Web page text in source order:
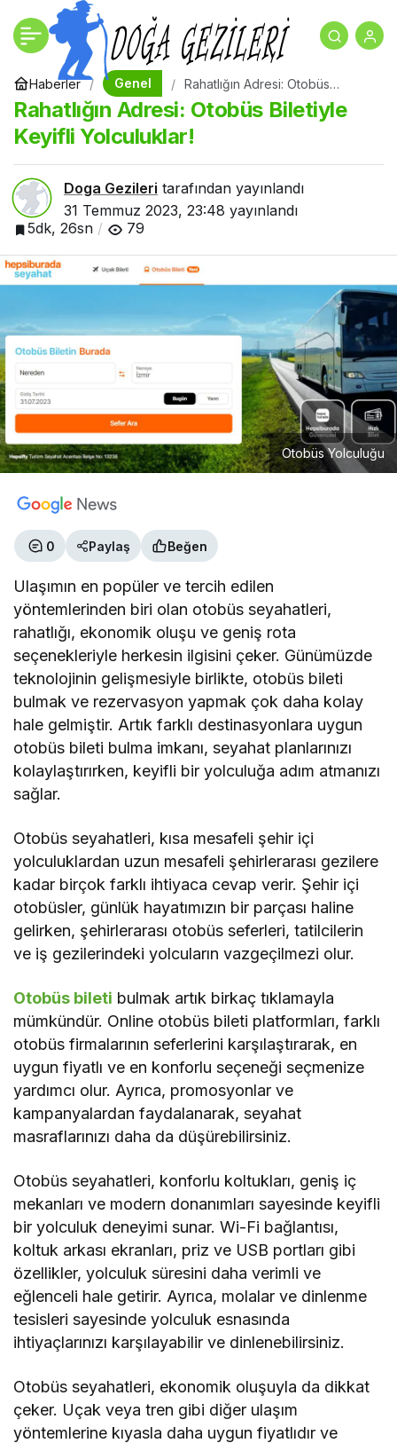
Haberler Genel
Rahatlığın Adresi: Otobüs
Biletiyle Keyifli Yolculuklar!
Rahatlığın Adresi: Otobüs Biletiyle
Keyifli Yolculuklar!
Doga Gezileri tarafından yayınlandı
31 Temmuz 2023, 23:48 yayınlandı
5dk, 26sn
79
Otobüs Yolculuğu
0 Paylaş Beğen
Ulaşımın en popüler ve tercih edilen
yöntemlerinden biri olan otobüs seyahatleri,
rahatlığı, ekonomik oluşu ve geniş rota
seçenekleriyle herkesin ilgisini çeker. Günümüzde
teknolojinin gelişmesiyle birlikte, otobüs bileti
bulmak ve rezervasyon yapmak çok daha kolay
hale gelmiştir. Artık farklı destinasyonlara uygun
otobüs bileti bulma imkanı, seyahat planlarınızı
kolaylaştırırken, keyifli bir yolculuğa adım atmanızı
sağlar.
Otobüs seyahatleri, kısa mesafeli şehir içi
yolculuklardan uzun mesafeli şehirlerarası gezilere
kadar birçok farklı ihtiyaca cevap verir. Şehir içi
otobüsler, günlük hayatımızın bir parçası haline
gelirken, şehirlerarası otobüs seferleri, tatilcilerin
ve iş gezilerindeki yolcuların vazgeçilmezi olur.
Otobüs bileti bulmak artık birkaç tıklamayla
mümkündür. Online otobüs bileti platformları, farklı
otobüs firmalarının seferlerini karşılaştırarak, en
uygun fiyatlı ve en konforlu seçeneği seçmenize
yardımcı olur. Ayrıca, promosyonlar ve
kampanyalardan faydalanarak, seyahat
masraflarınızı daha da düşürebilirsiniz.
Otobüs seyahatleri, konforlu koltukları, geniş iç
mekanları ve modern donanımları sayesinde keyifli
bir yolculuk deneyimi sunar. Wi-Fi bağlantısı,
koltuk arkası ekranları, priz ve USB portları gibi
özellikler, yolculuk süresini daha verimli ve
eğlenceli hale getirir. Ayrıca, molalar ve dinlenme
tesisleri sayesinde yolculuk esnasında
ihtiyaçlarınızı karşılayabilir ve dinlenebilirsiniz.
Otobüs seyahatleri, ekonomik oluşuyla da dikkat
çeker. Uçak veya tren gibi diğer ulaşım
yöntemlerine kıyasla daha uygun fiyatlıdır ve
Rahatlığın Adresi: Otobüs
Biletiyle Keyifli
Yolculuklar!
+ 0